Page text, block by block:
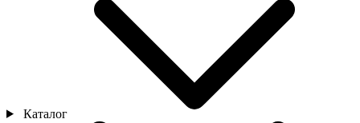
Каталог